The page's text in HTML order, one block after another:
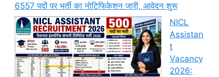
6557 पदों पर भर्ती का नोटिफिकेशन जारी, आवेदन शुरू
NICL
Assistan
t
Vacancy
2026: